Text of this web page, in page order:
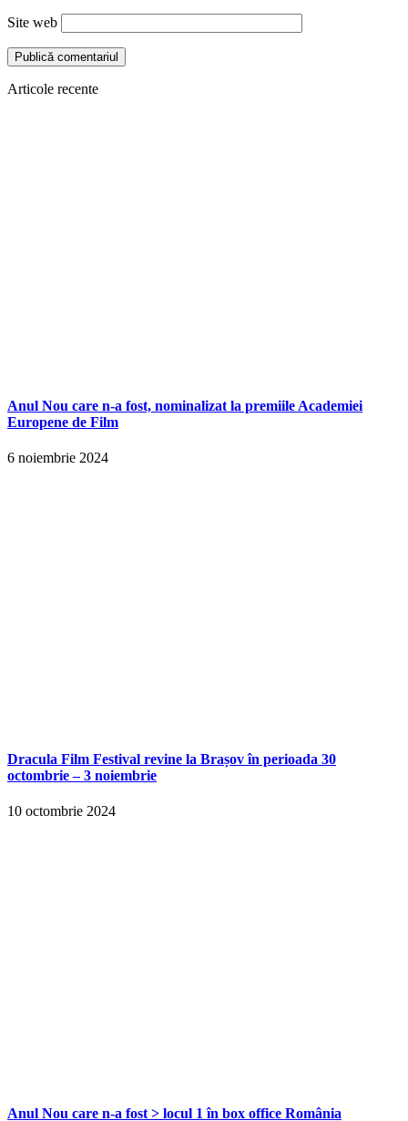
Site web
Articole recente
Anul Nou care n-a fost, nominalizat la premiile Academiei
Europene de Film
6 noiembrie 2024
Dracula Film Festival revine la Brașov în perioada 30
octombrie – 3 noiembrie
10 octombrie 2024
Anul Nou care n-a fost > locul 1 în box office România